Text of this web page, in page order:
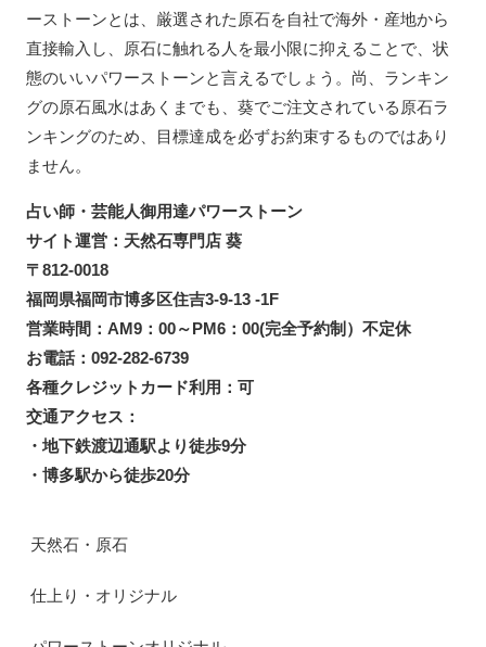
ーストーンとは、厳選された原石を自社で海外・産地から
直接輸入し、原石に触れる人を最小限に抑えることで、状
態のいいパワーストーンと言えるでしょう。尚、ランキン
グの原石風水はあくまでも、葵でご注文されている原石ラ
ンキングのため、目標達成を必ずお約束するものではあり
ません。
占い師・芸能人御用達パワーストーン
サイト運営：天然石専門店 葵
〒812-0018
福岡県福岡市博多区住吉3-9-13 -1F
営業時間：AM9：00～PM6：00(完全予約制）不定休
お電話：092-282-6739
各種クレジットカード利用：可
交通アクセス：
・地下鉄渡辺通駅より徒歩9分
・博多駅から徒歩20分
天然石・原石
仕上り・オリジナル